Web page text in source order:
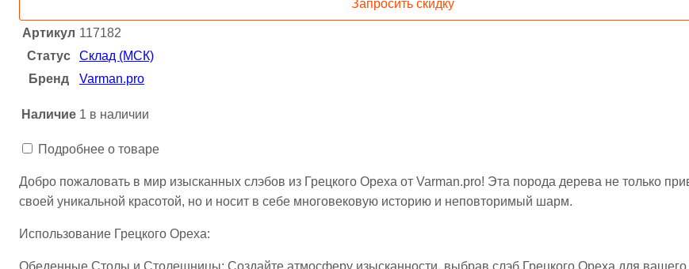
(Грецкий)
B
Сухой
слэб,
пареный
2-
117182
Запросить скидку
Артикул 117182
Статус
Склад (МСК)
Бренд
Varman.pro
Наличие 1 в наличии
Подробнее о товаре
Добро пожаловать в мир изысканных слэбов из Грецкого Ореха от Varman.pro! Эта порода дерева не только
своей уникальной красотой, но и носит в себе многовековую историю и неповторимый шарм.
Использование Грецкого Ореха:
Обеденные Столы и Столешницы: Создайте атмосферу изысканности, выбрав слэб Грецкого Ореха для вашего